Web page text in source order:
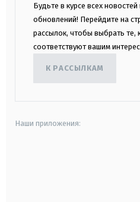
Будьте в курсе всех новостей
обновлений! Перейдите на
рассылок, чтобы выбрать те,
соответствуют вашим
К РАССЫЛКАМ
Наши приложения: